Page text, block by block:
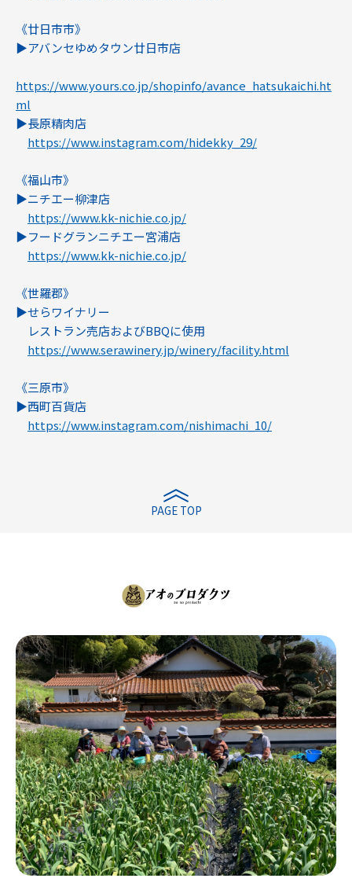
《廿日市市》
▶︎アバンセゆめタウン廿日市店
https://www.yours.co.jp/shopinfo/avance_hatsukaichi.ht
ml
▶︎長原精肉店
https://www.instagram.com/hidekky_29/
《福山市》
▶︎ニチエー柳津店
https://www.kk-nichie.co.jp/
▶︎フードグランニチエー宮浦店
https://www.kk-nichie.co.jp/
《世羅郡》
▶︎せらワイナリー
レストラン売店およびBBQに使用
https://www.serawinery.jp/winery/facility.html
《三原市》
▶︎西町百貨店
https://www.instagram.com/nishimachi_10/
PAGE TOP